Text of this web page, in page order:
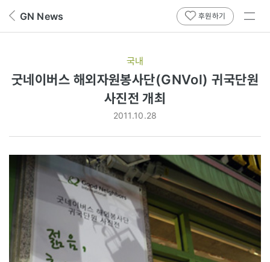
뒤 GN News 후원하기
전체
국내
굿네이버스 해외자원봉사단(GNVol) 귀국단원
사진전 개최
2011.10.28